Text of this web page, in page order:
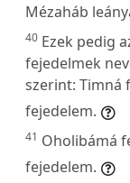
Mézaháb
40 Ezek pedig
fejedelmek
szerint: Timná
fejedelem.
41 Oholibámá
fejedelem.